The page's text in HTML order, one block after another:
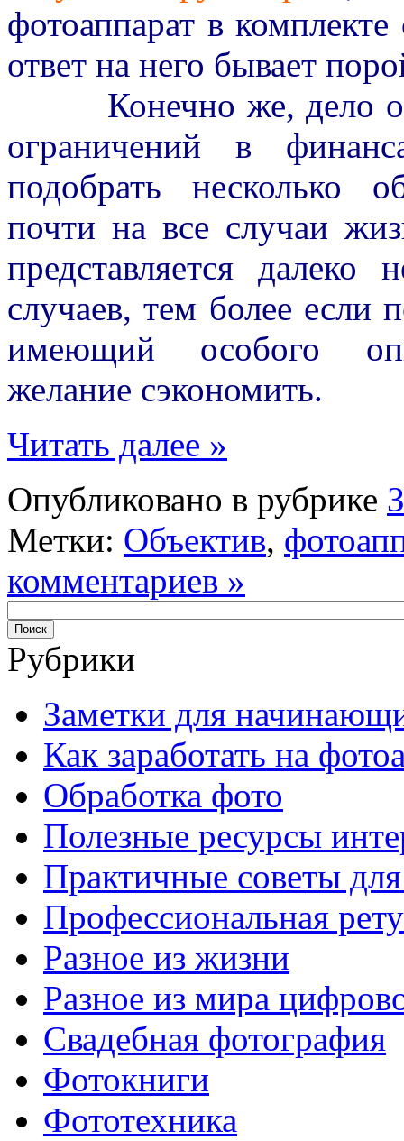
фотоаппарат в
ответ на него бывает
Конечно же, дело
ограничений в
подобрать несколько
почти на все случаи
представляется
случаев, тем более если
имеющий особого
желание сэкономить.
Читать далее »
Опубликовано в рубрике
Метки: Объектив,
комментариев »
Рубрики
Заметки для
Как заработать на
Обработка фото
Полезные ресурсы
Практичные советы
Профессиональная
Разное из жизни
Разное из мира
Свадебная фотография
Фотокниги
Фототехника